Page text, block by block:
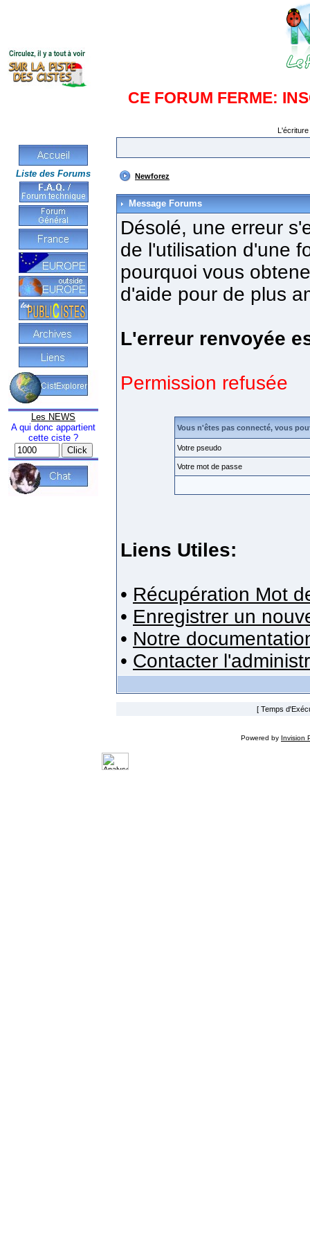
CE FORUM FERME:
Liste des Forums
Les NEWS
A qui donc appartient
cette ciste ?
Newforez
Message Forums
Désolé, une erreur
de l'utilisation d'une
pourquoi vous
d'aide pour de plus
L'erreur renvoyée
Permission refusée
Vous n'êtes pas connecté, vous
Votre pseudo
Votre mot de passe
Liens Utiles:
• Récupération Mot
• Enregistrer un
• Notre
• Contacter
[ Temps
Powered by Invision